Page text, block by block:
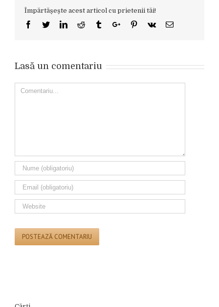
Împărtășește acest articol cu prietenii tăi!
Facebook
TwitterLinkedinReddit TumblrGoogle+Pinterest
Vk Email
Lasă un comentariu
Comment